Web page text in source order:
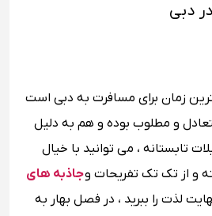
دبی
زمان برای مسافرت به دبی است
و مطلوب بوده و هم به دلیل
تابستانه ، می توانید با خیال
و از تک تک تفریحات وجاذبه های
لذت را ببرید ، در فصل بهار به